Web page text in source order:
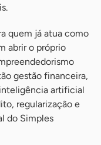
quem já atua como
abrir o próprio
gestão financeira,
artificial
regularização e
do Simples